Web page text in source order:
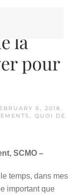
la
pour
6, 2018.
, QUOI DE
SCMO –
temps, dans mes
important que